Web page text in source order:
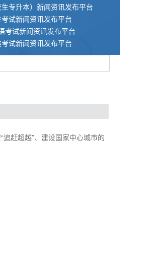
专升本）新闻资讯发布平台
试新闻资讯发布平台
考试新闻资讯发布平台
试新闻资讯发布平台
赶超越”、建设国家中心城市的